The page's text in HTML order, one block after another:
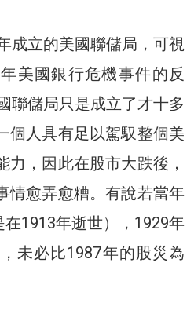
成立的美國聯儲局，可視
美國銀行危機事件的反
聯儲局只是成立了才十多
個人具有足以駕馭整個美
力，因此在股市大跌後，
情愈弄愈糟。有說若當年
在1913年逝世），1929年
未必比1987年的股災為